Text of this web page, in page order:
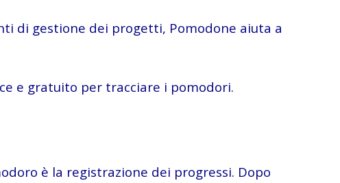
di gestione dei progetti, Pomodone aiuta a
e gratuito per tracciare i pomodori.
è la registrazione dei progressi. Dopo